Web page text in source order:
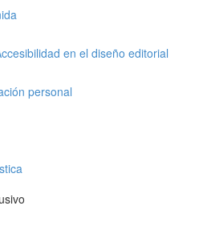
en el diseño editorial
personal